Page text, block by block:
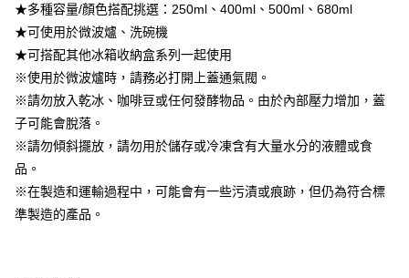
★多種容量/顏色搭配挑選：250ml、400ml、500ml、680ml
★可使用於微波爐、洗碗機
★可搭配其他冰箱收納盒系列一起使用
※使用於微波爐時，請務必打開上蓋通氣閥。
※請勿放入乾冰、咖啡豆或任何發酵物品。由於內部壓力增加，蓋
子可能會脫落。
※請勿傾斜擺放，請勿用於儲存或冷凍含有大量水分的液體或食
品。
※在製造和運輸過程中，可能會有一些污漬或痕跡，但仍為符合標
準製造的產品。